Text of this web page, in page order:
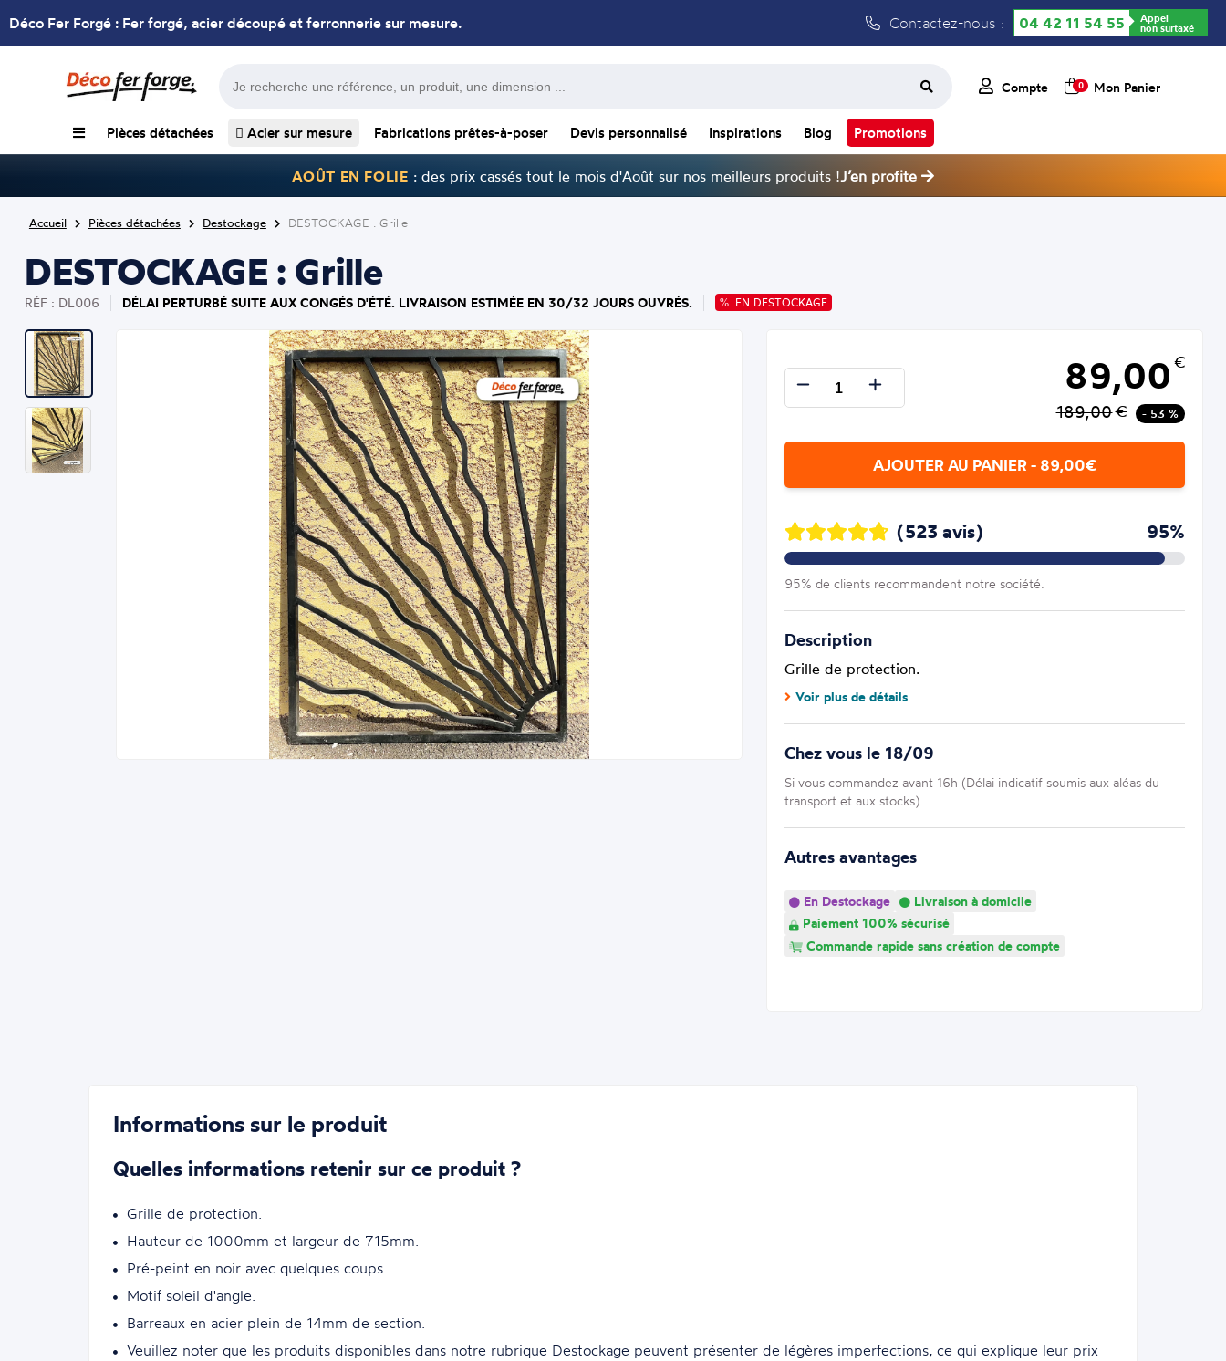
Déco Fer Forgé : Fer forgé, acier découpé et ferronnerie sur mesure. Contactez-nous : 04 42 11 54 55 Appel
non surtaxé
Compte 0 Mon Panier
Pièces détachées Acier sur mesure Fabrications prêtes-à-poser Devis personnalisé Inspirations Blog Promotions
AOÛT EN FOLIE : des prix cassés tout le mois d'Août sur nos meilleurs produits !J’en profite
Accueil Pièces détachées Destockage DESTOCKAGE : Grille
DESTOCKAGE : Grille
RÉF : DL006 DÉLAI PERTURBÉ SUITE AUX CONGÉS D'ÉTÉ. LIVRAISON ESTIMÉE EN 30/32 JOURS OUVRÉS. EN DESTOCKAGE
89,00 €
189,00€ - 53 %
AJOUTER AU PANIER - 89,00€
(523 avis) 95%
95% de clients recommandent notre société.
Description
Grille de protection.
Voir plus de détails
Chez vous le 18/09
Si vous commandez avant 16h (Délai indicatif soumis aux aléas du
transport et aux stocks)
Autres avantages
En Destockage
Livraison à domicile
Paiement 100% sécurisé
Commande rapide sans création de compte
Informations sur le produit
Quelles informations retenir sur ce produit ?
Grille de protection.
Hauteur de 1000mm et largeur de 715mm.
Pré-peint en noir avec quelques coups.
Motif soleil d'angle.
Barreaux en acier plein de 14mm de section.
Veuillez noter que les produits disponibles dans notre rubrique Destockage peuvent présenter de légères imperfections, ce qui explique leur prix